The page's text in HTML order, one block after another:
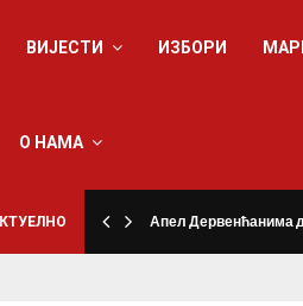
ВИЈЕСТИ ИЗБОРИ
О НАМА
Апел Дервенћанима